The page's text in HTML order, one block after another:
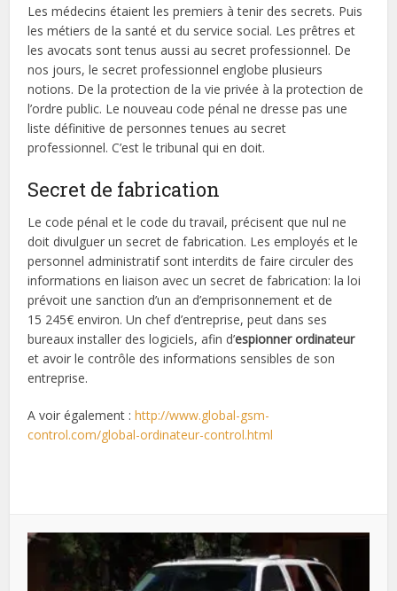
Les médecins étaient les premiers à tenir des secrets. Puis
les métiers de la santé et du service social. Les prêtres et
les avocats sont tenus aussi au secret professionnel. De
nos jours, le secret professionnel englobe plusieurs
notions. De la protection de la vie privée à la protection de
l’ordre public. Le nouveau code pénal ne dresse pas une
liste définitive de personnes tenues au secret
professionnel. C’est le tribunal qui en doit.
Secret de fabrication
Le code pénal et le code du travail, précisent que nul ne
doit divulguer un secret de fabrication. Les employés et le
personnel administratif sont interdits de faire circuler des
informations en liaison avec un secret de fabrication: la loi
prévoit une sanction d’un an d’emprisonnement et de
15 245€ environ. Un chef d’entreprise, peut dans ses
bureaux installer des logiciels, afin d’espionner ordinateur
et avoir le contrôle des informations sensibles de son
entreprise.
A voir également :http://www.global-gsm-
control.com/global-ordinateur-control.html